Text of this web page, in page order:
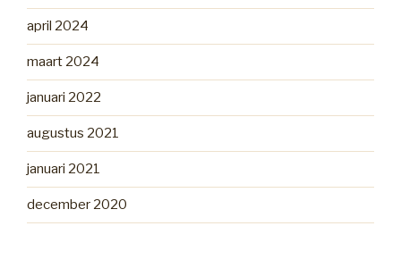
april 2024
maart 2024
januari 2022
augustus 2021
januari 2021
december 2020